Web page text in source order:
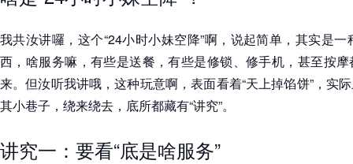
我共汝讲囉，这个“24小时小妹空降”啊，说起简单，其实是
西，啥服务嘛，有些是送餐，有些是修锁、修手机，甚至按
来。但汝听我讲哦，这种玩意啊，表面看着“天上掉馅饼”，实
其小巷子，绕来绕去，底所都藏有“讲究”。
讲究一：要看“底是啥服务”